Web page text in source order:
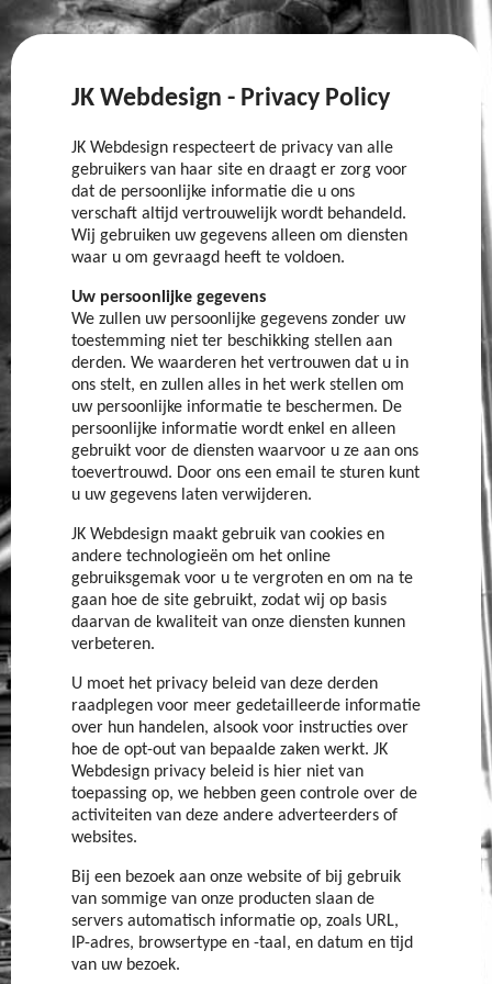
JK Webdesign - Privacy Policy
JK Webdesign respecteert de privacy van alle
gebruikers van haar site en draagt er zorg voor
dat de persoonlijke informatie die u ons
verschaft altijd vertrouwelijk wordt behandeld.
Wij gebruiken uw gegevens alleen om diensten
waar u om gevraagd heeft te voldoen.
Uw persoonlijke gegevens
We zullen uw persoonlijke gegevens zonder uw
toestemming niet ter beschikking stellen aan
derden. We waarderen het vertrouwen dat u in
ons stelt, en zullen alles in het werk stellen om
uw persoonlijke informatie te beschermen. De
persoonlijke informatie wordt enkel en alleen
gebruikt voor de diensten waarvoor u ze aan ons
toevertrouwd. Door ons een email te sturen kunt
u uw gegevens laten verwijderen.
JK Webdesign maakt gebruik van cookies en
andere technologieën om het online
gebruiksgemak voor u te vergroten en om na te
gaan hoe de site gebruikt, zodat wij op basis
daarvan de kwaliteit van onze diensten kunnen
verbeteren.
U moet het privacy beleid van deze derden
raadplegen voor meer gedetailleerde informatie
over hun handelen, alsook voor instructies over
hoe de opt-out van bepaalde zaken werkt. JK
Webdesign privacy beleid is hier niet van
toepassing op, we hebben geen controle over de
activiteiten van deze andere adverteerders of
websites.
Bij een bezoek aan onze website of bij gebruik
van sommige van onze producten slaan de
servers automatisch informatie op, zoals URL,
IP-adres, browsertype en -taal, en datum en tijd
van uw bezoek.